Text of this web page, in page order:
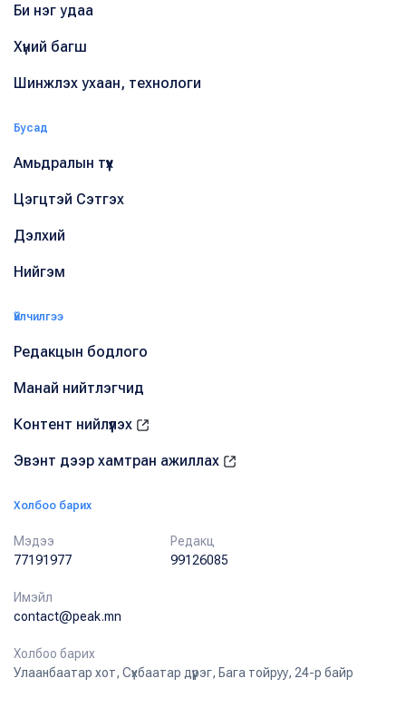
Би нэг удаа
Хүний багш
Шинжлэх ухаан, технологи
Бусад
Амьдралын түүх
Цэгцтэй Сэтгэх
Дэлхий
Нийгэм
Үйлчилгээ
Редакцын бодлого
Манай нийтлэгчид
Контент нийлүүлэх
Эвэнт дээр хамтран ажиллах
Холбоо барих
Мэдээ
77191977
Редакц
99126085
Имэйл
contact@peak.mn
Холбоо барих
Улаанбаатар хот, Сүхбаатар дүүрэг, Бага тойруу, 24-р байр